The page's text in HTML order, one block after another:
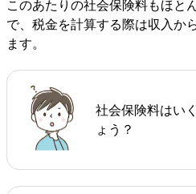
このあたりの社会保険料もほと
で、税金を計算する際は収入か
ます。
社会保険料はい
ょう？